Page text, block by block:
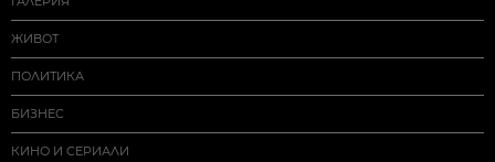
ЖИВОТ
ПОЛИТИКА
БИЗНЕС
КИНО И СЕРИАЛИ